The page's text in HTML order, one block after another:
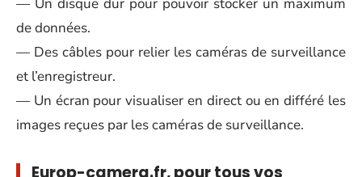
de données.
— Des câbles pour relier les caméras de surveillance
et l’enregistreur.
— Un écran pour visualiser en direct ou en différé les
images reçues par les caméras de surveillance.
Europ-camera.fr, pour tous vos